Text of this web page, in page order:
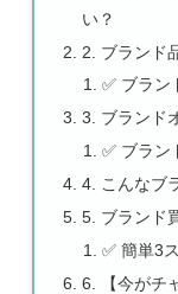
い？
2. ブランド
✅ ブラン
3. ブランド
✅ ブラン
4. こんなブ
5. ブランド
✅ 簡単3
6. 【今がチ